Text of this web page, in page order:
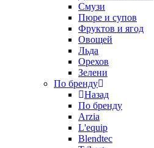
Смузи
Пюре и супов
Фруктов и ягод
Овощей
Льда
Орехов
Зелени
По бренду
Назад
По бренду
Arzia
L'equip
Blendtec